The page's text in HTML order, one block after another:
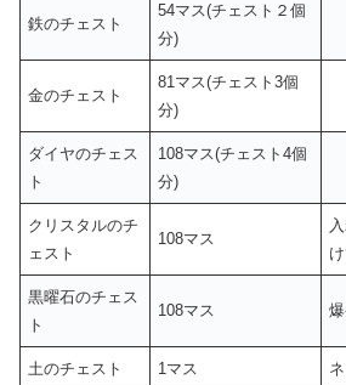
鉄のチェスト
54マス(チェスト２個
分)
金のチェスト
81マス(チェスト3個
分)
ダイヤのチェス
ト
108マス(チェスト4個
分)
クリスタルのチ
ェスト
108マス
黒曜石のチェス
ト
108マス
土のチェスト 1マス